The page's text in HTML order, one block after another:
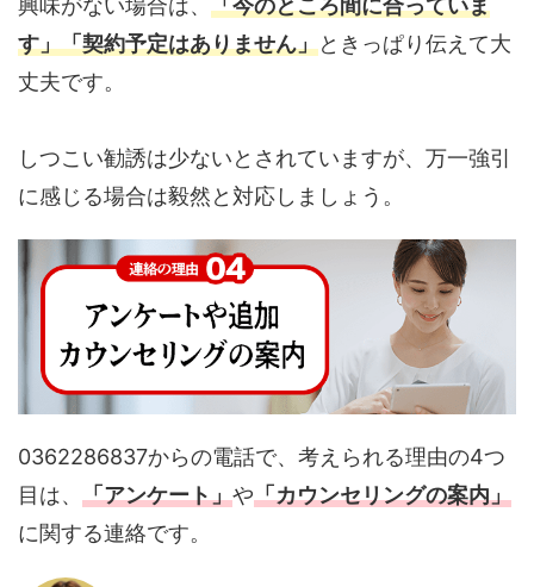
興味がない場合は、 「今のところ間に合っていま
す」「契約予定はありません」ときっぱり伝えて大
丈夫です。
しつこい勧誘は少ないとされていますが、万一強引
に感じる場合は毅然と対応しましょう。
0362286837からの電話で、考えられる理由の4つ
目は、 「アンケート」や「カウンセリングの案内」
に関する連絡です。